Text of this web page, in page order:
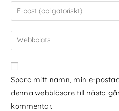
Spara mitt namn, min e-
denna webbläsare till nästa
kommentar.